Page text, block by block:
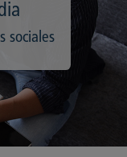
sociales